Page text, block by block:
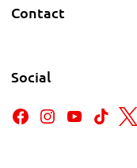
Contact
Social